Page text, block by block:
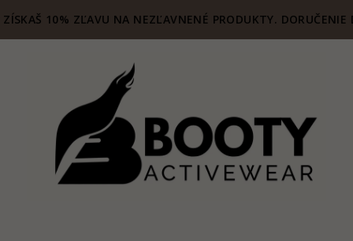
10% ZĽAVU NA NEZĽAVNENÉ PRODUKTY. DORUČENIE